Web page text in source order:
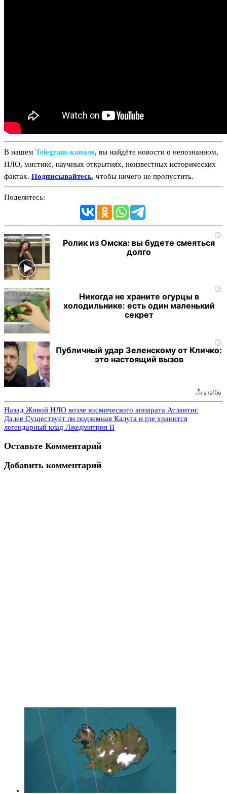
В нашем Telegram‑канале, вы найдёте новости о непознанном,
НЛО, мистике, научных открытиях, неизвестных исторических
фактах. Подписывайтесь, чтобы ничего не пропустить.
Поделитесь:
i
Ролик из Омска: вы будете смеяться
долго
i
Никогда не храните огурцы в
холодильнике: есть один маленький
секрет
i
Публичный удар Зеленскому от Кличко:
это настоящий вызов
Назад Живой НЛО возле космического аппарата Атлантис
Далее Существует ли подземная Калуга и где хранится
легендарный клад Лжедмитрия II
Оставьте Комментарий
Добавить комментарий